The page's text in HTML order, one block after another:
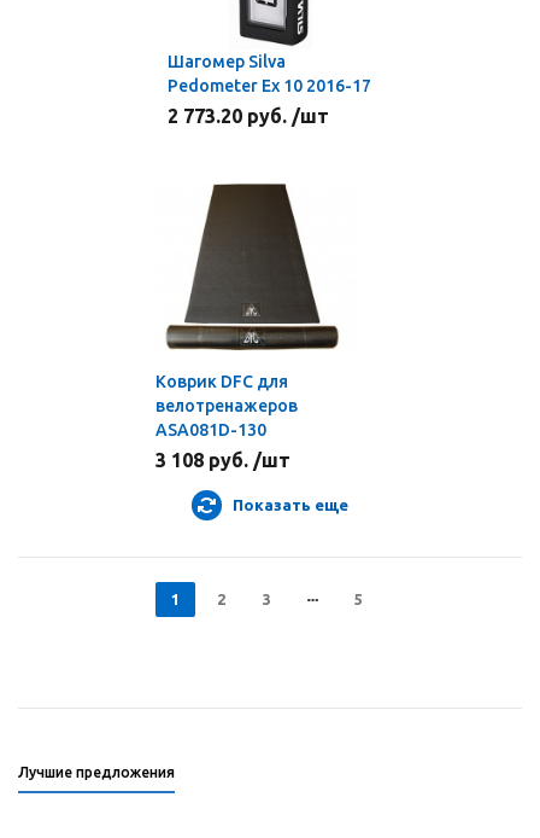
Шагомер Silva
Pedometer Ex 10 2016-17
2 773.20 руб. /шт
Коврик DFC для
велотренажеров
ASA081D-130
3 108 руб. /шт
Показать еще
1 2 3 5
Лучшие предложения